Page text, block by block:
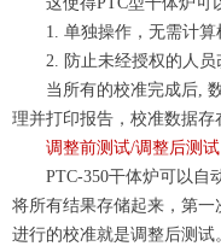
1. 单独操作 ， 无需计算
2. 防止未经授权的人员
当所有的校准完成后,
理并打印报告 ， 校准数据存
调整前测试/调整后测试
PTC-350干体炉可以 自
将所有结果存储起来 ， 第一
进行的校准就是调整后测试